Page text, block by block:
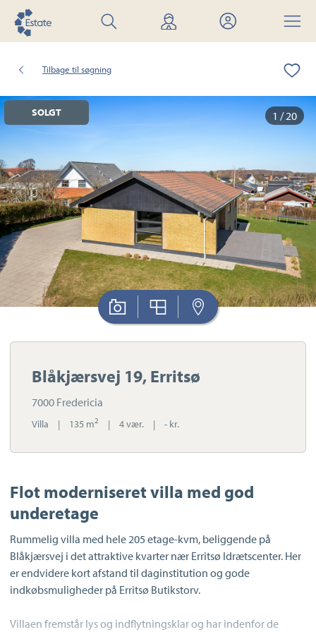
Søg
bolig
Find
mægler
Mit
Estate
Menu
Tilbage til søgning
1 / 20
SOLGT
Blåkjærsvej 19, Erritsø
7000 Fredericia
Villa | 135 m2 | 4 vær. | - kr.
Flot moderniseret villa med god
underetage
Rummelig villa med hele 205 etage-kvm, beliggende på
Blåkjærsvej i det attraktive kvarter nær Erritsø Idrætscenter. Her
er endvidere kort afstand til daginstitution og gode
indkøbsmuligheder på Erritsø Butikstorv.
Villaen fremstår lys og indflytningsklar og har indenfor de